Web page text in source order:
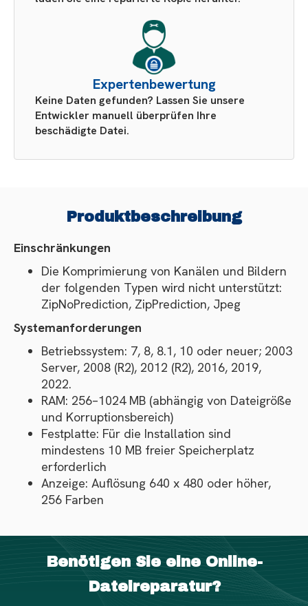
Expertenbewertung
Keine Daten gefunden? Lassen Sie unsere
Entwickler manuell überprüfen Ihre
beschädigte Datei.
Produktbeschreibung
Einschränkungen
Die Komprimierung von Kanälen und Bildern
der folgenden Typen wird nicht unterstützt:
ZipNoPrediction, ZipPrediction, Jpeg
Systemanforderungen
Betriebssystem: 7, 8, 8.1, 10 oder neuer; 2003
Server, 2008 (R2), 2012 (R2), 2016, 2019,
2022.
RAM: 256–1024 MB (abhängig von Dateigröße
und Korruptionsbereich)
Festplatte: Für die Installation sind
mindestens 10 MB freier Speicherplatz
erforderlich
Anzeige: Auflösung 640 x 480 oder höher,
256 Farben
Benötigen Sie eine Online-
Dateireparatur?